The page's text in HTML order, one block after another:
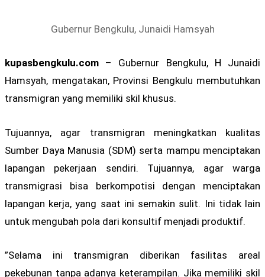
Gubernur Bengkulu, Junaidi Hamsyah
kupasbengkulu.com – Gubernur Bengkulu, H Junaidi
Hamsyah, mengatakan, Provinsi Bengkulu membutuhkan
transmigran yang memiliki skil khusus.
Tujuannya, agar transmigran meningkatkan kualitas
Sumber Daya Manusia (SDM) serta mampu menciptakan
lapangan pekerjaan sendiri. Tujuannya, agar warga
transmigrasi bisa berkompotisi dengan menciptakan
lapangan kerja, yang saat ini semakin sulit. Ini tidak lain
untuk mengubah pola dari konsultif menjadi produktif.
”Selama ini transmigran diberikan fasilitas areal
pekebunan tanpa adanya keterampilan. Jika memiliki skil